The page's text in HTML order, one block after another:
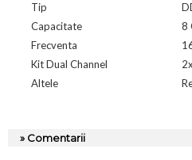
Tip
Capacitate
8
Frecventa
Kit Dual Channel
Altele
» Comentarii